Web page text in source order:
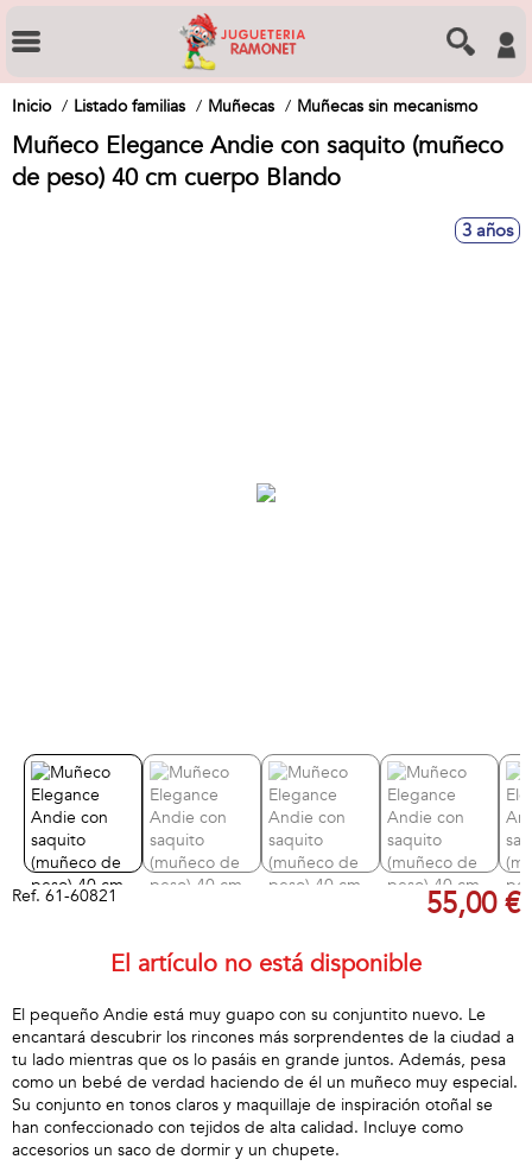
Inicio Listado familias Muñecas Muñecas sin mecanismo
Muñeco Elegance Andie con saquito (muñeco
de peso) 40 cm cuerpo Blando
3 años
Ref. 61-60821 55,00 €
El artículo no está disponible
El pequeño Andie está muy guapo con su conjuntito nuevo. Le
encantará descubrir los rincones más sorprendentes de la ciudad a
tu lado mientras que os lo pasáis en grande juntos. Además, pesa
como un bebé de verdad haciendo de él un muñeco muy especial.
Su conjunto en tonos claros y maquillaje de inspiración otoñal se
han confeccionado con tejidos de alta calidad. Incluye como
accesorios un saco de dormir y un chupete.